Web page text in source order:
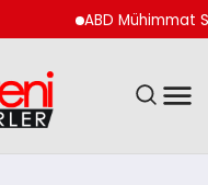
ABD Mühimmat